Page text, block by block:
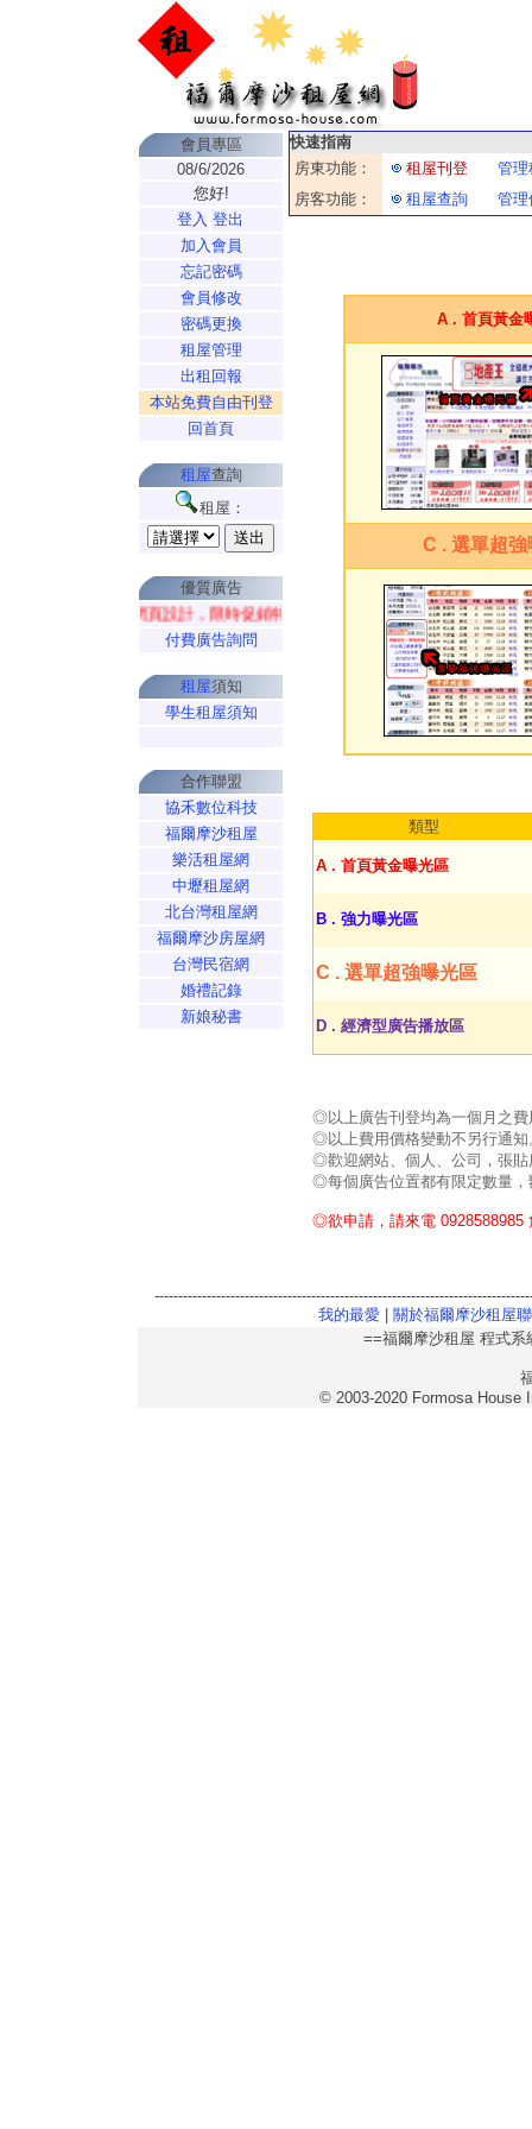
會員專區
08/6/2026
您好!
登入 登出
加入會員
忘記密碼
會員修改
密碼更換
租屋管理
出租回報
本站免費自由刊登
回首頁
租屋查詢
租屋：
優質廣告
網頁設計，限時促銷特惠方案中...
付費廣告詢問
租屋須知
學生租屋須知
合作聯盟
協禾數位科技
福爾摩沙租屋
樂活租屋網
中壢租屋網
北台灣租屋網
福爾摩沙房屋網
台灣民宿網
婚禮記錄
新娘秘書
快速指南
房東功能：
租屋刊登
管理
房客功能：
租屋查詢 管理
A . 首頁黃金
C . 選單超強
類型
A . 首頁黃金曝光區
B . 強力曝光區
C . 選單超強曝光區
D . 經濟型廣告播放區
◎以上廣告刊登均為一個月之費
◎以上費用價格變動不另行通知
◎歡迎網站、個人、公司，張貼
◎每個廣告位置都有限定數量
◎欲申請，請來電 0928588985
我的最愛| 關於福爾摩沙租屋
==福爾摩沙租屋 程式
© 2003-2020 Formosa House